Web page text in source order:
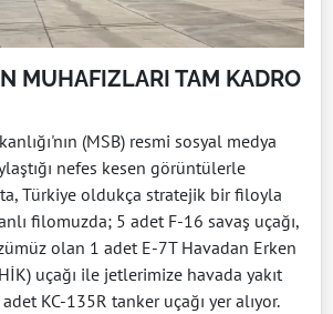
MUHAFIZLARI TAM KADRO
(MSB) resmi sosyal medya
nefes kesen görüntülerle
Türkiye oldukça stratejik bir filoyla
filomuzda; 5 adet F-16 savaş uçağı,
olan 1 adet E-7T Havadan Erken
uçağı ile jetlerimize havada yakıt
KC-135R tanker uçağı yer alıyor.